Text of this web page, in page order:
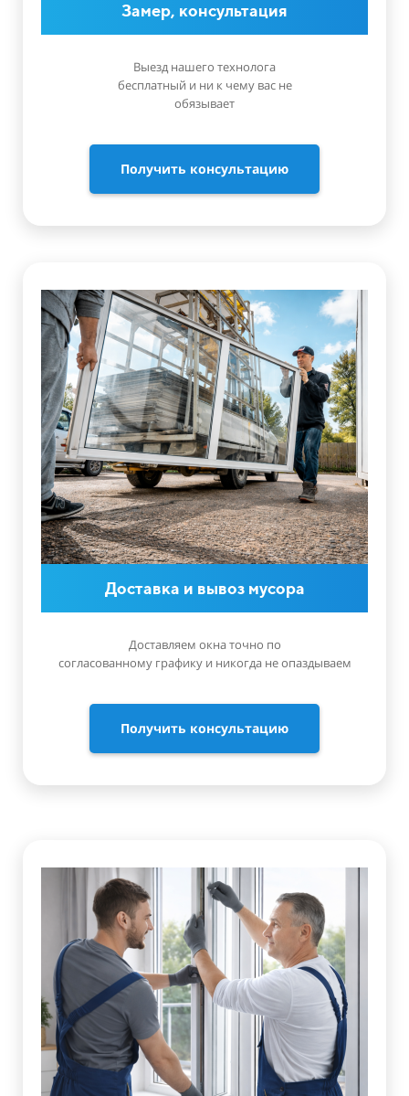
Замер, консультация
Выезд нашего технолога
бесплатный и ни к чему вас не
обязывает
Получить консультацию
Доставка и вывоз мусора
Доставляем окна точно по
согласованному графику и никогда не опаздываем
Получить консультацию